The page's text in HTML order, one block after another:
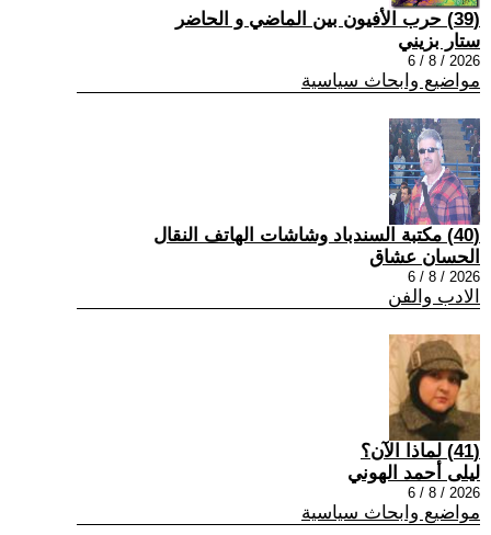
(39) حرب الأفيون بين الماضي و الحاضر
ستار بزيني
2026 / 8 / 6
مواضيع وابحاث سياسية
(40) مكتبة السندباد وشاشات الهاتف النقال
الحسان عشاق
2026 / 8 / 6
الادب والفن
(41) لماذا الآن؟
ليلى أحمد الهوني
2026 / 8 / 6
مواضيع وابحاث سياسية